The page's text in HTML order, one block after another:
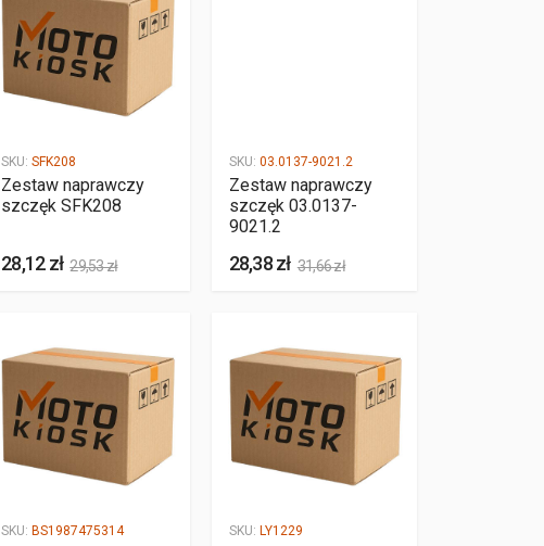
SKU: SFK208
Zestaw naprawczy
szczęk SFK208
28,12 zł 29,53 zł
SKU: 03.0137-9021.2
Zestaw naprawczy
szczęk 03.0137-
9021.2
28,38 zł 31,66 zł
SKU: BS1987475314 SKU: LY1229